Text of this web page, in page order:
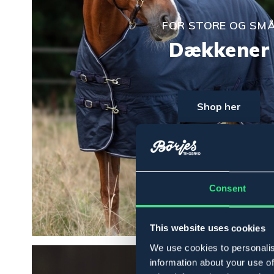
Consent
This website uses cookies
We use cookies to
information about your use
FOR STORE OG
Dækkener
Shop her